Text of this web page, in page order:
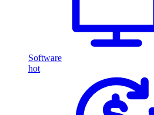
Software
hot